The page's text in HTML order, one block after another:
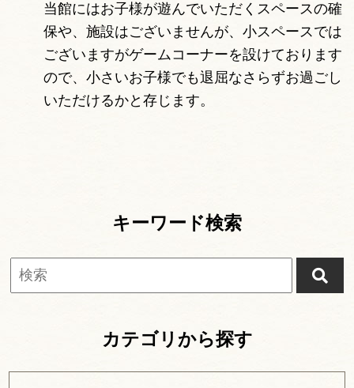
当館にはお子様が遊んでいただくスペースの確
保や、施設はございませんが、小スペースでは
ございますがゲームコーナーを設けております
ので、小さいお子様でも退屈なさらずお過ごし
いただけるかと存じます。
キーワード検索
カテゴリから探す